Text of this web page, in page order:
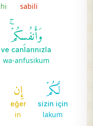
sabili
وَأَنفُسِكُمۡۚ
ve canlarınızla
wa-anfusikum
لَّكُمۡ
sizin için
lakum
إِن
eğer
in